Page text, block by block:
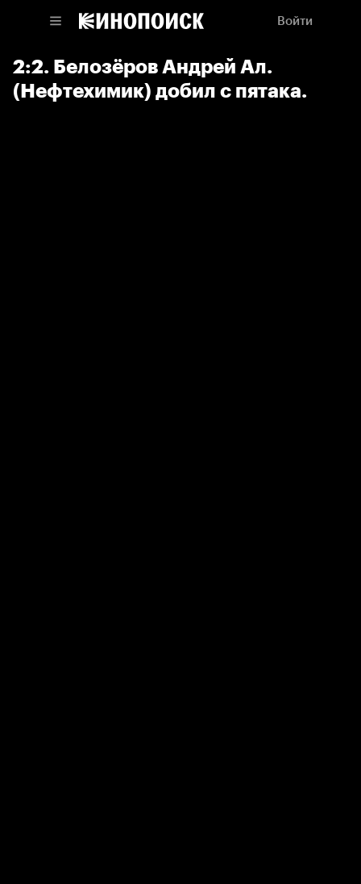
Войти
2:2. Белозёров Андрей Ал.
(Нефтехимик) добил с пятака.